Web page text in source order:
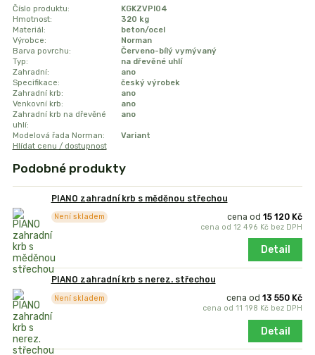
Číslo produktu:
KGKZVPI04
Hmotnost:
320 kg
Materiál:
beton/ocel
Výrobce:
Norman
Barva povrchu:
Červeno-bílý vymývaný
Typ:
na dřevěné uhlí
Zahradní:
ano
Specifikace:
český výrobek
Zahradní krb:
ano
Venkovní krb:
ano
Zahradní krb na dřevěné
uhlí:
ano
Modelová řada Norman:
Variant
Hlídat cenu / dostupnost
Podobné produkty
PIANO zahradní krb s měděnou střechou
cena od15 120 Kč
cena od12 496 Kč bez DPH
Není skladem
Detail
PIANO zahradní krb s nerez. střechou
cena od13 550 Kč
cena od11 198 Kč bez DPH
Není skladem
Detail